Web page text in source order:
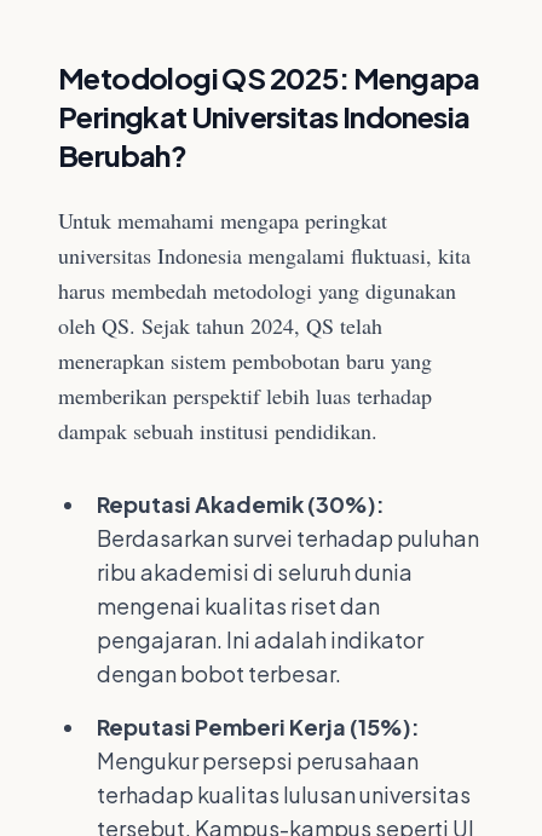
Metodologi QS 2025: Mengapa
Peringkat Universitas Indonesia
Berubah?
Untuk memahami mengapa peringkat
universitas Indonesia mengalami fluktuasi, kita
harus membedah metodologi yang digunakan
oleh QS. Sejak tahun 2024, QS telah
menerapkan sistem pembobotan baru yang
memberikan perspektif lebih luas terhadap
dampak sebuah institusi pendidikan.
Reputasi Akademik (30%):
Berdasarkan survei terhadap puluhan
ribu akademisi di seluruh dunia
mengenai kualitas riset dan
pengajaran. Ini adalah indikator
dengan bobot terbesar.
Reputasi Pemberi Kerja (15%):
Mengukur persepsi perusahaan
terhadap kualitas lulusan universitas
tersebut. Kampus-kampus seperti UI